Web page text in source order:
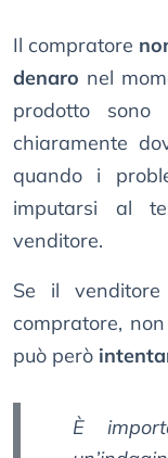
Il compratore
denaro nel
prodotto sono
chiaramente
quando i
imputarsi al
venditore.
Se il
compratore,
può però
È